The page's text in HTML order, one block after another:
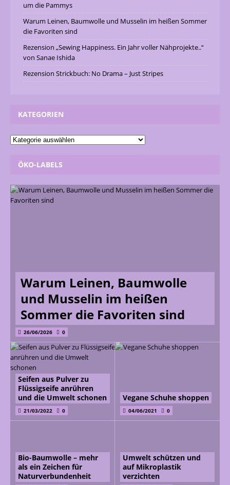
um die Pammys
Warum Leinen, Baumwolle und Musselin im heißen Sommer
die Favoriten sind
Rezension „Sewing Happiness. Ein Jahr voller Nähprojekte..“
von Sanae Ishida
Rezension Strickbuch: No Drama – Just Stripes
KATEGORIEN
ÖKO-LABELS
Warum Leinen, Baumwolle
und Musselin im heißen
Sommer die Favoriten sind
26/06/2026 0
Seifen aus Pulver zu
Flüssigseife anrühren
und die Umwelt schonen
21/03/2022 0
Vegane Schuhe shoppen
04/06/2021 0
Bio-Baumwolle – mehr
als ein Zeichen für
Naturverbundenheit
Umwelt schützen und
auf Mikroplastik
verzichten